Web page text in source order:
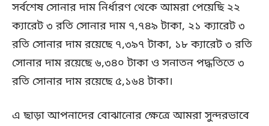
সর্বশেষ সোনার দাম নির্ধারণ থেকে আমরা পেয়েছি ২২
ক্যারেট ৩ রতি সোনার দাম ৭,৭৪৯ টাকা, ২১ ক্যারেট ৩
রতি সোনার দাম রয়েছে ৭,৩৯৭ টাকা, ১৮ ক্যারেট ৩ রতি
সোনার দাম রয়েছে ৬,৩৪০ টাকা ও সনাতন পদ্ধতিতে ৩
রতি সোনার দাম রয়েছে ৫,১৬৪ টাকা।
এ ছাড়া আপনাদের বোঝানোর ক্ষেত্রে আমরা সুন্দরভাবে